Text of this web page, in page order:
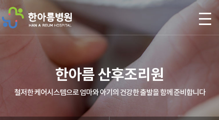
한아름 산후조리원
철저한 케어시스템으로 엄마와 아기의 건강한 출발을 함께 준비합니다